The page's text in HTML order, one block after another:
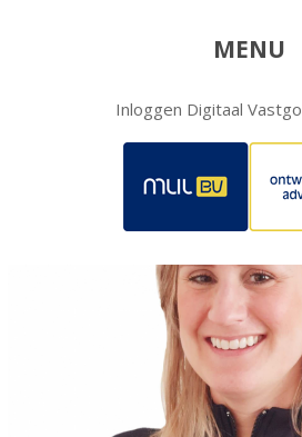
MENU
Inloggen Digitaal